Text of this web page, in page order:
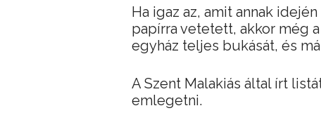
Ha igaz az, amit annak
papírra vetetett, akkor még
egyház teljes bukását, és
A Szent Malakiás által írt
emlegetni.